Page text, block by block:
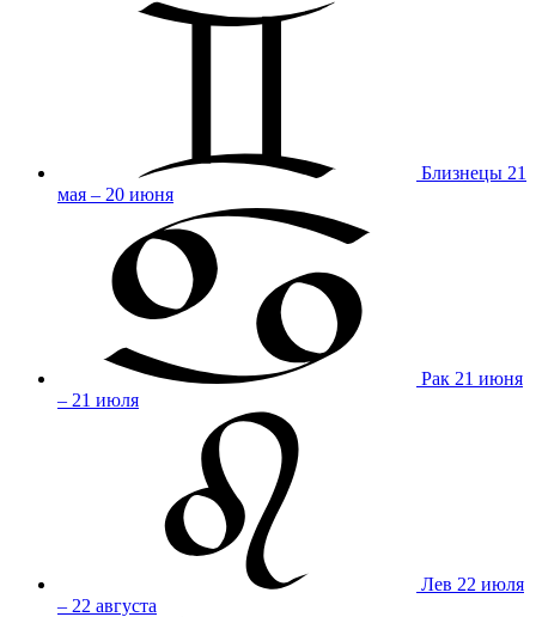
Близнецы 21
мая – 20 июня
Рак 21 июня
– 21 июля
Лев 22 июля
– 22 августа